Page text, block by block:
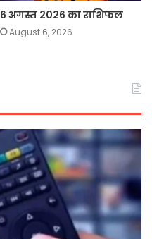
6 अगस्त 2026 का राशिफल
August 6, 2026